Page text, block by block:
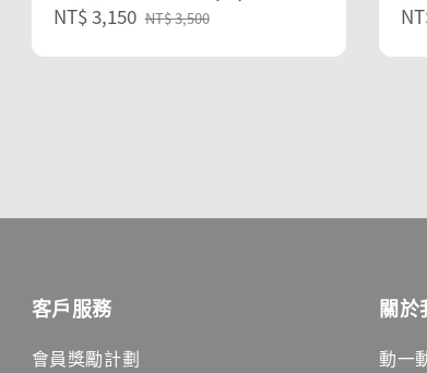
Sale
NT$ 3,150 Regular
NT$ 3,500
客戶服務
會員獎勵計劃
關於
動一